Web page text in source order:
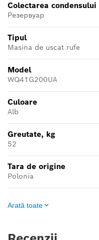
Colectarea condensului
Резервуар
Tipul
Masina de uscat rufe
Model
WQ41G200UA
Culoare
Alb
Greutate, kg
52
Tara de origine
Polonia
Arată toate